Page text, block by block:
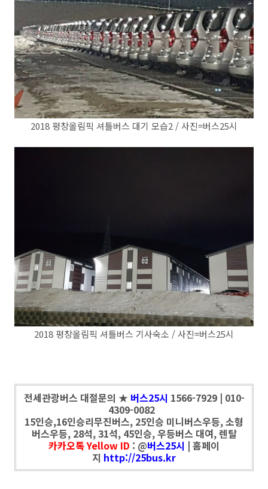
2018 평창올림픽 셔틀버스 대기 모습2 / 사진=버스25시
2018 평창올림픽 셔틀버스 기사숙소 / 사진=버스25시
전세관광버스 대절문의 ★ 버스25시 1566-7929 | 010-
4309-0082
15인승,16인승리무진버스, 25인승 미니버스우등, 소형
버스우등, 28석, 31석, 45인승, 우등버스 대여, 렌탈
카카오톡 Yellow ID : @버스25시 | 홈페이
지 http://25bus.kr